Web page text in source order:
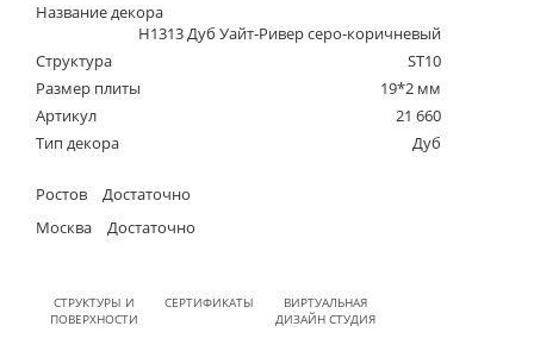
Название декора
H1313 Дуб Уайт-Ривер серо-коричневый
Структура
ST10
Размер плиты
19*2 мм
Артикул
21 660
Тип декора
Дуб
Ростов
Достаточно
Москва
Достаточно
СТРУКТУРЫ И
ПОВЕРХНОСТИ
СЕРТИФИКАТЫ
ВИРТУАЛЬНАЯ
ДИЗАЙН СТУДИЯ